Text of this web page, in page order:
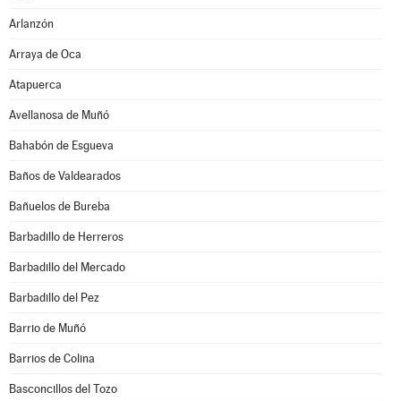
Arlanzón
Arraya de Oca
Atapuerca
Avellanosa de Muñó
Bahabón de Esgueva
Baños de Valdearados
Bañuelos de Bureba
Barbadillo de Herreros
Barbadillo del Mercado
Barbadillo del Pez
Barrio de Muñó
Barrios de Colina
Basconcillos del Tozo